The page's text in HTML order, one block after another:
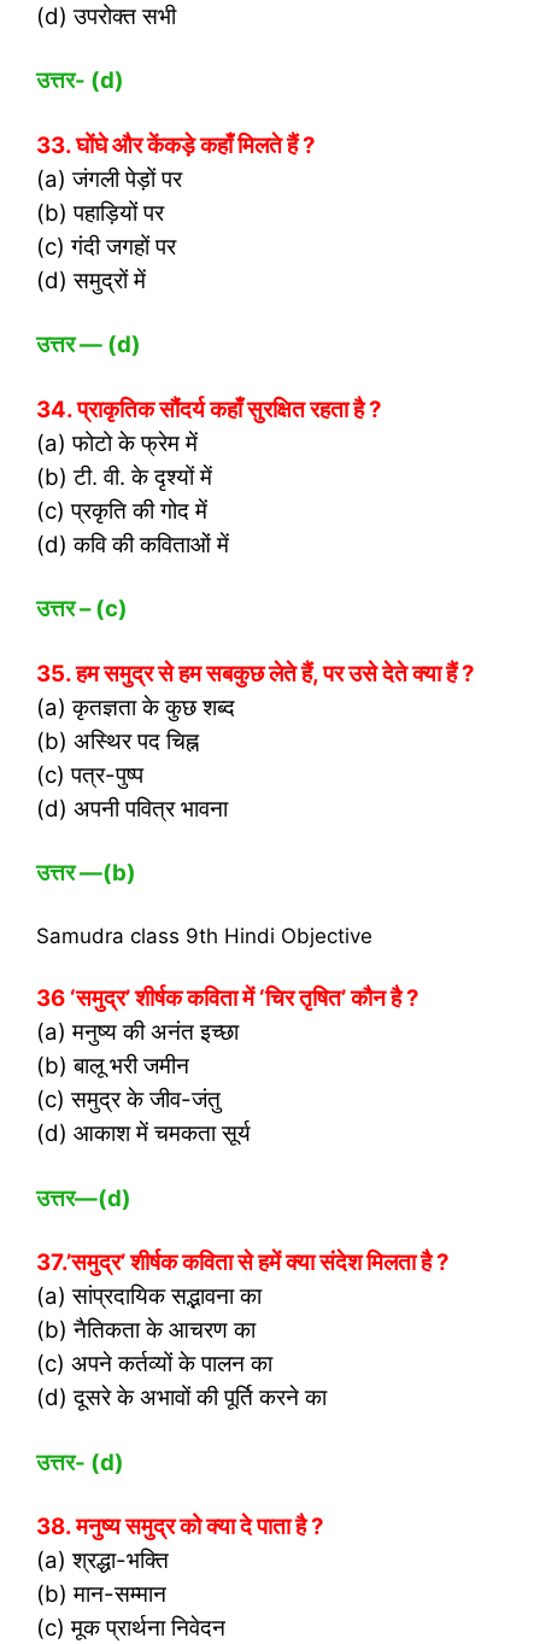
(d) उपरोक्त सभी
उत्तर- (d)
33. घोंघे और केंकड़े कहाँ मिलते हैं ?
(a) जंगली पेड़ों पर
(b) पहाड़ियों पर
(c) गंदी जगहों पर
(d) समुद्रों में
उत्तर— (d)
34. प्राकृतिक सौंदर्य कहाँ सुरक्षित रहता है ?
(a) फोटो के फ्रेम में
(b) टी. वी. के दृश्यों में
(c) प्रकृति की गोद में
(d) कवि की कविताओं में
उत्तर– (c)
35. हम समुद्र से हम सबकुछ लेते हैं, पर उसे देते क्या हैं ?
(a) कृतज्ञता के कुछ शब्द
(b) अस्थिर पद चिह्न
(c) पत्र-पुष्प
(d) अपनी पवित्र भावना
उत्तर—(b)
Samudra class 9th Hindi Objective
36 ‘समुद्र’ शीर्षक कविता में ‘चिर तृषित’ कौन है ?
(a) मनुष्य की अनंत इच्छा
(b) बालू भरी जमीन
(c) समुद्र के जीव-जंतु
(d) आकाश में चमकता सूर्य
उत्तर—(d)
37.’समुद्र’ शीर्षक कविता से हमें क्या संदेश मिलता है ?
(a) सांप्रदायिक सद्भावना का
(b) नैतिकता के आचरण का
(c) अपने कर्तव्यों के पालन का
(d) दूसरे के अभावों की पूर्ति करने का
उत्तर- (d)
38. मनुष्य समुद्र को क्या दे पाता है ?
(a) श्रद्धा-भक्ति
(b) मान-सम्मान
(c) मूक प्रार्थना निवेदन